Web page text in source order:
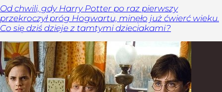
Od chwili, gdy Harry Potter po raz pierwszy
przekroczył próg Hogwartu, minęło już ćwierć wieku.
Co się dziś dzieje z tamtymi dzieciakami?